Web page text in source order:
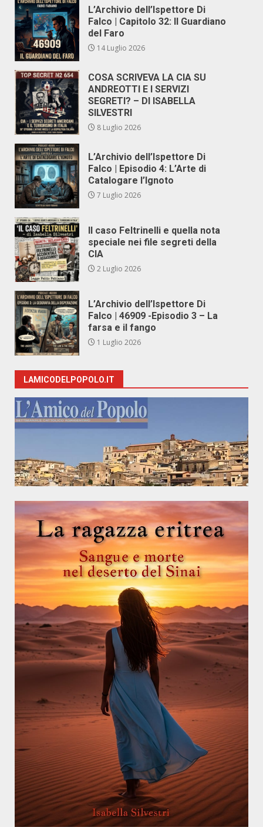
L’Archivio dell’Ispettore Di
Falco | Capitolo 32: Il Guardiano
del Faro
14 Luglio 2026
COSA SCRIVEVA LA CIA SU
ANDREOTTI E I SERVIZI
SEGRETI? – DI ISABELLA
SILVESTRI
8 Luglio 2026
L’Archivio dell’Ispettore Di
Falco | Episodio 4: L’Arte di
Catalogare l’Ignoto
7 Luglio 2026
Il caso Feltrinelli e quella nota
speciale nei file segreti della
CIA
2 Luglio 2026
L’Archivio dell’Ispettore Di
Falco | 46909 -Episodio 3 – La
farsa e il fango
1 Luglio 2026
LAMICODELPOPOLO.IT